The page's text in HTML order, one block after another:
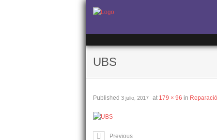
UBS
Published 3 julio, 2017 at 179 × 96 in
Previous